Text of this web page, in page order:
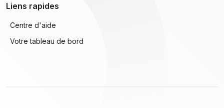
Liens rapides
Centre d'aide
Votre tableau de bord